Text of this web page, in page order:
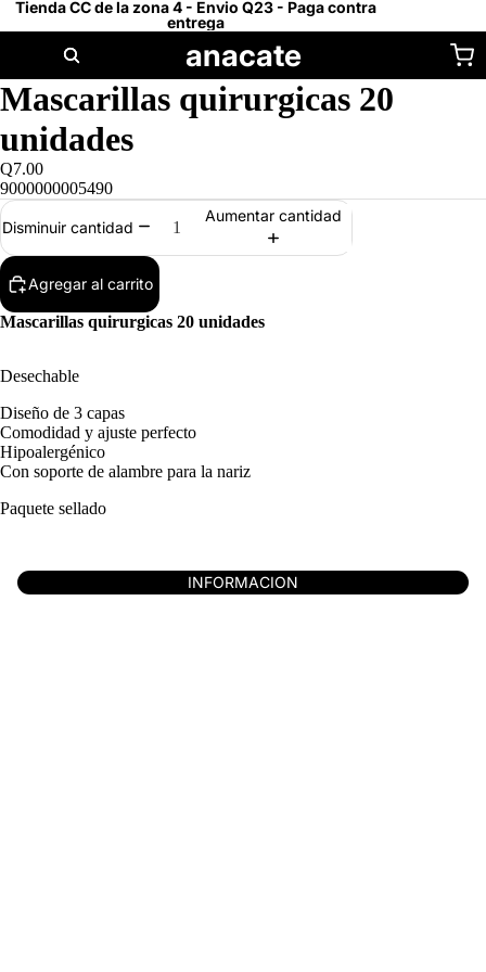
Tienda CC de la zona 4 - Envio Q23 - Paga contra
entrega
anacate
Mascarillas quirurgicas 20
unidades
Q7.00
9000000005490
Disminuir cantidad
Aumentar cantidad
Agregar al carrito
Mascarillas quirurgicas 20 unidades
Desechable
Diseño de 3 capas
Comodidad y ajuste perfecto
Hipoalergénico
Con soporte de alambre para la nariz
Paquete sellado
INFORMACION